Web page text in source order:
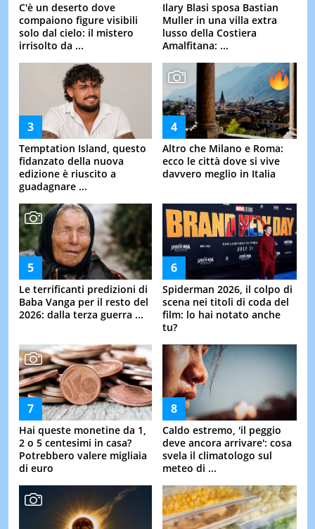
C'è un deserto dove
compaiono figure visibili
solo dal cielo: il mistero
irrisolto da ...
Ilary Blasi sposa Bastian
Muller in una villa extra
lusso della Costiera
Amalfitana: ...
Temptation Island, questo
fidanzato della nuova
edizione è riuscito a
guadagnare ...
Altro che Milano e Roma:
ecco le città dove si vive
davvero meglio in Italia
Le terrificanti predizioni di
Baba Vanga per il resto del
2026: dalla terza guerra ...
Spiderman 2026, il colpo di
scena nei titoli di coda del
film: lo hai notato anche
tu?
Hai queste monetine da 1,
2 o 5 centesimi in casa?
Potrebbero valere migliaia
di euro
Caldo estremo, 'il peggio
deve ancora arrivare': cosa
svela il climatologo sul
meteo di ...